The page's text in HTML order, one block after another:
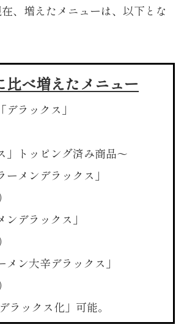
、増えたメニューは、以下とな
比べ増えたメニュー
デラックス」
」トッピング済み商品〜
ーメンデラックス」
ンデラックス」
メン大辛デラックス」
ラックス化」可能。